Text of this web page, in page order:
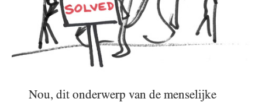
Nou, dit onderwerp van de menselijke